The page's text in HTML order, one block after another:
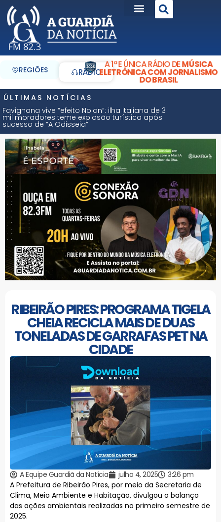
REGIÕES RÁDIO
A 1ª E ÚNICA RÁDIO DEMÚSICA
ELETRÔNICA COM JORNALISMO
DO BRASIL
ÚLTIMAS NOTÍCIAS
Favignana vive “efeito Nolan”: ilha italiana de 3
mil moradores teme explosão turística após
sucesso de “A Odisseia”
RIBEIRÃO PIRES: PROGRAMA TIGELA
CHEIA RECICLA MAIS DE DUAS
TONELADAS DE GARRAFAS PET NA
CIDADE
A Equipe Guardiã da Notícia julho 4, 2025
3:26 pm
A Prefeitura de Ribeirão Pires, por meio da Secretaria de
Clima, Meio Ambiente e Habitação, divulgou o balanço
das ações ambientais realizadas no primeiro semestre de
2025.